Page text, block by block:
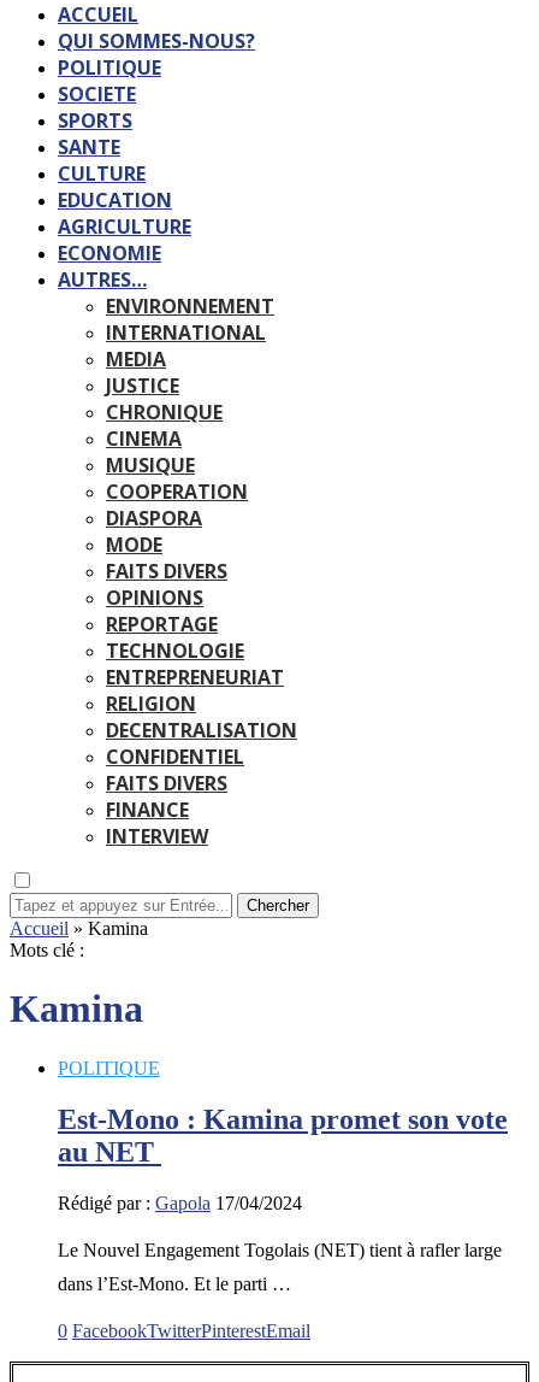
ACCUEIL
QUI SOMMES-NOUS?
POLITIQUE
SOCIETE
SPORTS
SANTE
CULTURE
EDUCATION
AGRICULTURE
ECONOMIE
AUTRES…
ENVIRONNEMENT
INTERNATIONAL
MEDIA
JUSTICE
CHRONIQUE
CINEMA
MUSIQUE
COOPERATION
DIASPORA
MODE
FAITS DIVERS
OPINIONS
REPORTAGE
TECHNOLOGIE
ENTREPRENEURIAT
RELIGION
DECENTRALISATION
CONFIDENTIEL
FAITS DIVERS
FINANCE
INTERVIEW
Chercher
Accueil » Kamina
Mots clé :
Kamina
POLITIQUE
Est-Mono : Kamina promet son vote
au NET
Rédigé par : Gapola 17/04/2024
Le Nouvel Engagement Togolais (NET) tient à rafler large
dans l’Est-Mono. Et le parti …
0 FacebookTwitterPinterestEmail